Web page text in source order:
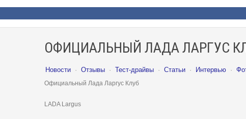
ОФИЦИАЛЬНЫЙ ЛАДА ЛАРГУС
Новости · Отзывы · Тест-драйвы · Статьи · Интервью ·
Официальный Лада Ларгус Клуб
LADA Largus